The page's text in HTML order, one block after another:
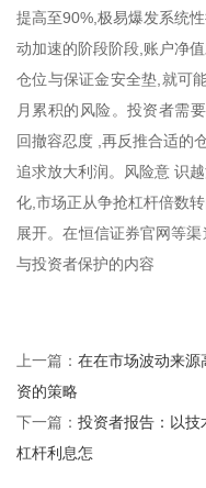
提高至90%,极易爆发系统
动加速的阶段阶段,账户净
仓位与保证金安全垫,就可
月累积的风险。投资者需
回撤容忍度 ,再反推合适的
追求放大利润。风险意 识
化,市场正从争抢杠杆倍数
展开。在恒信证券官网等
与投资者保护的内容
上一篇： 在在市场波动来
资的策略
下一篇： 投资者报告：以
杠杆利息怎